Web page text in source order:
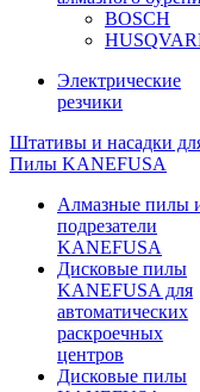
BOSCH
Электрические
резчики
Штативы и насадки
Пилы KANEFUSA
Алмазные пилы
подрезатели
KANEFUSA
Дисковые пилы
KANEFUSA для
автоматических
раскроечных
центров
Дисковые пилы